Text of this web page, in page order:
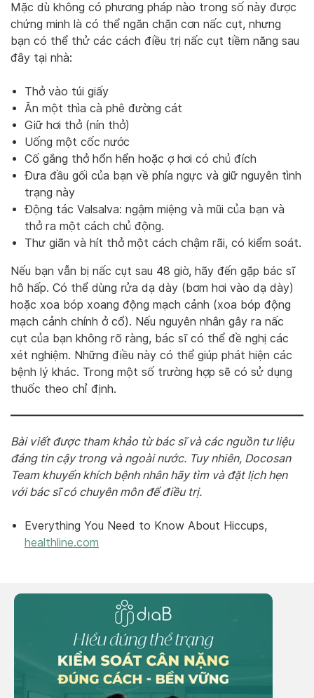
Mặc dù không có phương pháp nào trong số này được
chứng minh là có thể ngăn chặn cơn nấc cụt, nhưng
bạn có thể thử các cách điều trị nấc cụt tiềm năng sau
đây tại nhà:
Thở vào túi giấy
Ăn một thìa cà phê đường cát
Giữ hơi thở (nín thở)
Uống một cốc nước
Cố gắng thở hổn hển hoặc ợ hơi có chủ đích
Đưa đầu gối của bạn về phía ngực và giữ nguyên tình
trạng này
Động tác Valsalva: ngậm miệng và mũi của bạn và
thở ra một cách chủ động.
Thư giãn và hít thở một cách chậm rãi, có kiểm soát.
Nếu bạn vẫn bị nấc cụt sau 48 giờ, hãy đến gặp bác sĩ
hô hấp. Có thể dùng rửa dạ dày (bơm hơi vào dạ dày)
hoặc xoa bóp xoang động mạch cảnh (xoa bóp động
mạch cảnh chính ở cổ). Nếu nguyên nhân gây ra nấc
cụt của bạn không rõ ràng, bác sĩ có thể đề nghị các
xét nghiệm. Những điều này có thể giúp phát hiện các
bệnh lý khác. Trong một số trường hợp sẽ có sử dụng
thuốc theo chỉ định.
Bài viết được tham khảo từ bác sĩ và các nguồn tư liệu
đáng tin cậy trong và ngoài nước. Tuy nhiên, Docosan
Team khuyến khích bệnh nhân hãy tìm và đặt lịch hẹn
với bác sĩ có chuyên môn để điều trị.
Everything You Need to Know About Hiccups,
healthline.com